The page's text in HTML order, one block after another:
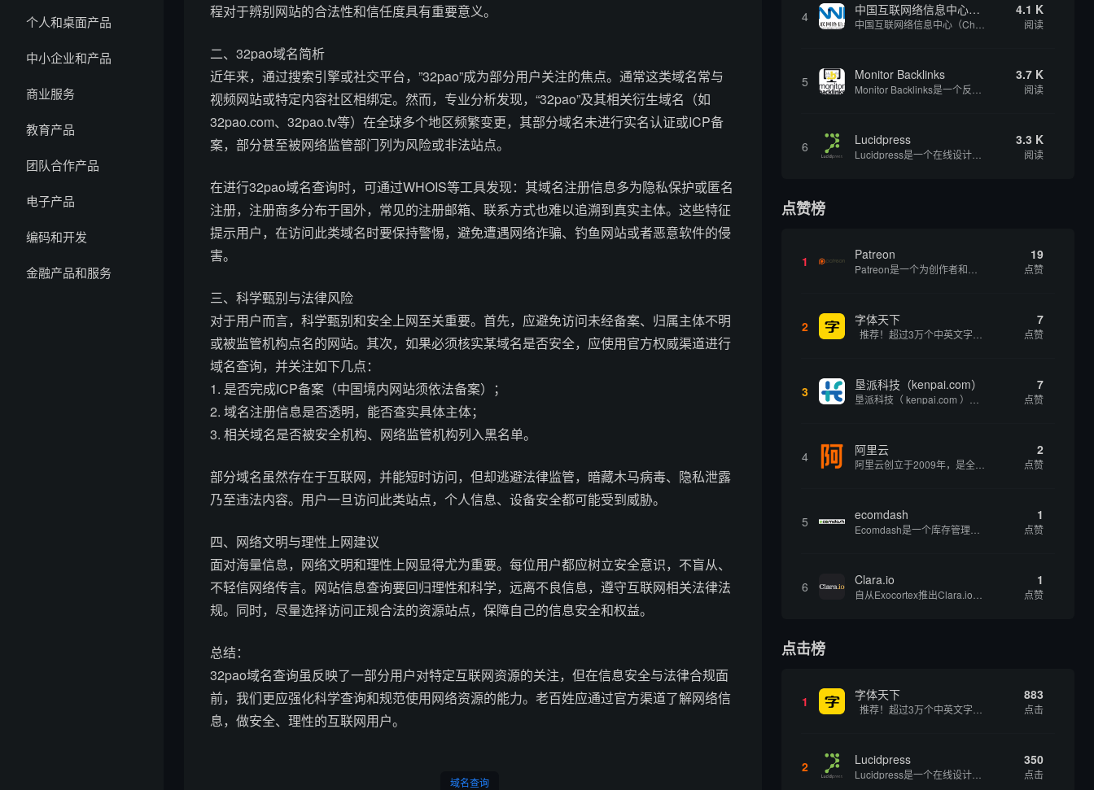
个人和桌面产品
中小企业和产品
商业服务
教育产品
团队合作产品
电子产品
编码和开发
金融产品和服务
程对于辨别网站的合法性和信任度具有重要意义。
二、32pao域名简析
近年来，通过搜索引擎或社交平台，”32pao”成为部分用户关注的焦点。通常这类域名常与
视频网站或特定内容社区相绑定。然而，专业分析发现，“32pao”及其相关衍生域名（如
32pao.com、32pao.tv等）在全球多个地区频繁变更，其部分域名未进行实名认证或ICP备
案，部分甚至被网络监管部门列为风险或非法站点。
在进行32pao域名查询时，可通过WHOIS等工具发现：其域名注册信息多为隐私保护或匿名
注册，注册商多分布于国外，常见的注册邮箱、联系方式也难以追溯到真实主体。这些特征
提示用户，在访问此类域名时要保持警惕，避免遭遇网络诈骗、钓鱼网站或者恶意软件的侵
害。
三、科学甄别与法律风险
对于用户而言，科学甄别和安全上网至关重要。首先，应避免访问未经备案、归属主体不明
或被监管机构点名的网站。其次，如果必须核实某域名是否安全，应使用官方权威渠道进行
域名查询，并关注如下几点：
1. 是否完成ICP备案（中国境内网站须依法备案）；
2. 域名注册信息是否透明，能否查实具体主体；
3. 相关域名是否被安全机构、网络监管机构列入黑名单。
部分域名虽然存在于互联网，并能短时访问，但却逃避法律监管，暗藏木马病毒、隐私泄露
乃至违法内容。用户一旦访问此类站点，个人信息、设备安全都可能受到威胁。
四、网络文明与理性上网建议
面对海量信息，网络文明和理性上网显得尤为重要。每位用户都应树立安全意识，不盲从、
不轻信网络传言。网站信息查询要回归理性和科学，远离不良信息，遵守互联网相关法律法
规。同时，尽量选择访问正规合法的资源站点，保障自己的信息安全和权益。
总结：
32pao域名查询虽反映了一部分用户对特定互联网资源的关注，但在信息安全与法律合规面
前，我们更应强化科学查询和规范使用网络资源的能力。老百姓应通过官方渠道了解网络信
息，做安全、理性的互联网用户。
域名查询
4 中国互联网络信息中心（CNNIC） 4.1 K
阅读
5 Monitor Backlinks 3.7 K
阅读
6 Lucidpress 3.3 K
阅读
点赞榜
1 Patreon 19
点赞
2 字体天下 7
点赞
3 垦派科技（kenpai.com） 7
点赞
4 阿里云 2
点赞
5 ecomdash 1
点赞
6 Clara.io 1
点赞
点击榜
1 字体天下 883
点击
2 Lucidpress 350
点击